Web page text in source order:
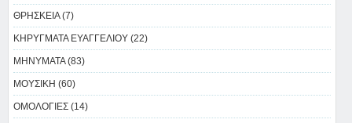
ΘΡΗΣΚΕΙΑ (7)
ΚΗΡΥΓΜΑΤΑ ΕΥΑΓΓΕΛΙΟΥ (22)
ΜΗΝΥΜΑΤΑ (83)
ΜΟΥΣΙΚΗ (60)
ΟΜΟΛΟΓΙΕΣ (14)